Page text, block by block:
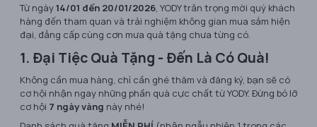
Từ ngày14/01 đến 20/01/2026 , YODY trân trọng mời quý khách
hàng đến tham quan và trải nghiệm không gian mua sắm hiện
đại, đẳng cấp cùng cơn mưa quà tặng chưa từng có.
1. Đại Tiệc Quà Tặng - Đến Là Có Quà!
Không cần mua hàng, chỉ cần ghé thăm và đăng ký, bạn sẽ có
cơ hội nhận ngay những phần quà cực chất từ YODY. Đừng bỏ lỡ
cơ hội 7 ngày vàng này nhé!